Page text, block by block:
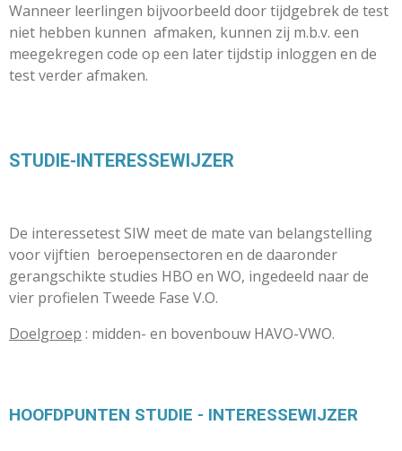
Wanneer leerlingen bijvoorbeeld door tijdgebrek de test
niet hebben kunnen afmaken, kunnen zij m.b.v. een
meegekregen code op een later tijdstip inloggen en de
test verder afmaken.
STUDIE-INTERESSEWIJZER
De interessetest SIW meet de mate van belangstelling
voor vijftien beroepensectoren en de daaronder
gerangschikte studies HBO en WO, ingedeeld naar de
vier profielen Tweede Fase V.O.
Doelgroep : midden- en bovenbouw HAVO-VWO.
HOOFDPUNTEN STUDIE - INTERESSEWIJZER